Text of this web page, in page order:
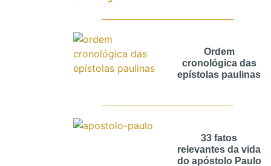
Ordem
cronológica das
epístolas paulinas
33 fatos
relevantes da vida
do apóstolo Paulo